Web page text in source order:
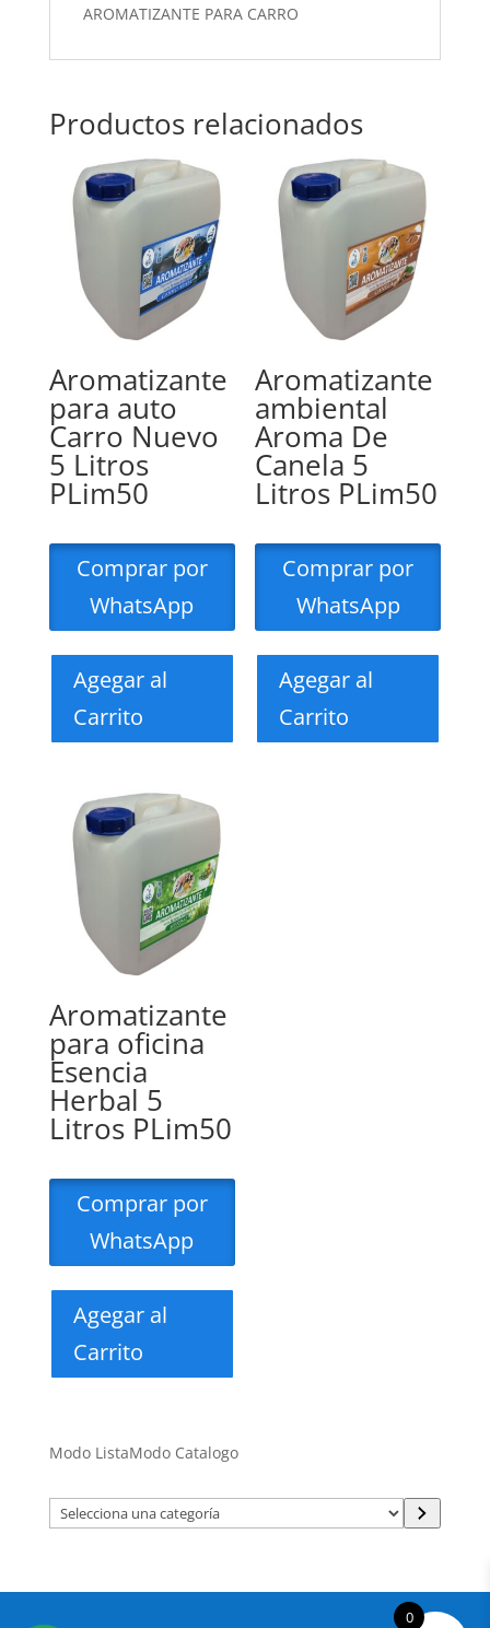
AROMATIZANTE PARA CARRO
Productos relacionados
Aromatizante
para auto
Carro Nuevo
5 Litros
PLim50
Comprar por
WhatsApp
Agegar al
Carrito
Aromatizante
ambiental
Aroma De
Canela 5
Litros PLim50
Comprar por
WhatsApp
Agegar al
Carrito
Aromatizante
para oficina
Esencia
Herbal 5
Litros PLim50
Comprar por
WhatsApp
Agegar al
Carrito
Modo ListaModo Catalogo
Selecciona
una
0